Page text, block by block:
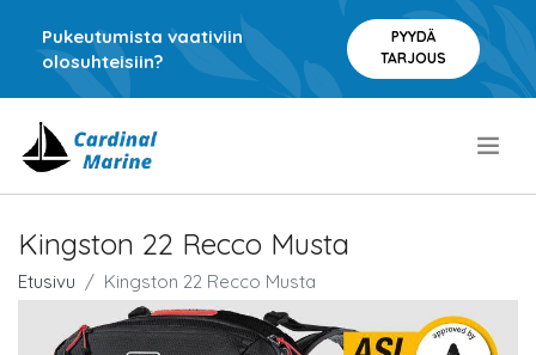
Pukeutumista vaativiin
olosuhteisiin?
PYYDÄ
TARJOUS
Kingston 22 Recco Musta
Etusivu Kingston 22 Recco Musta